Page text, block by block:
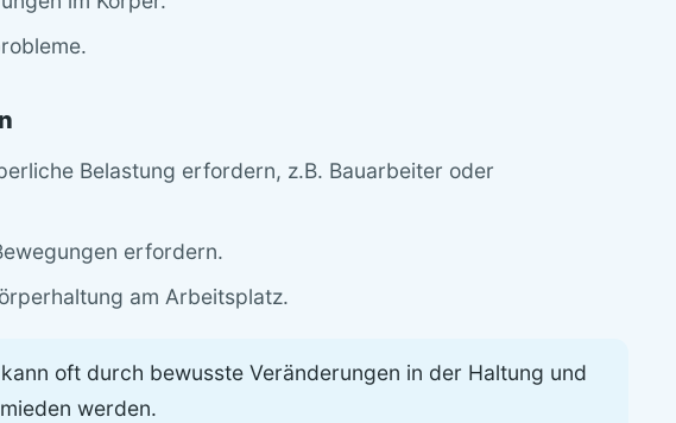
Belastung erfordern, z.B. Bauarbeiter oder
erfordern.
am Arbeitsplatz.
oft durch bewusste Veränderungen in der Haltung und
werden.